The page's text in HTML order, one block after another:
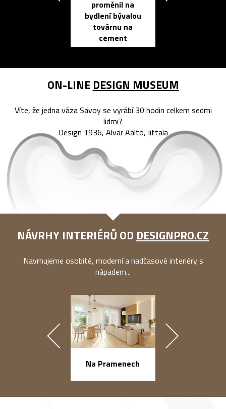
proměnil na
bydlení bývalou
továrnu na
cement
ON-LINE DESIGN MUSEUM
Víte, že jedna váza Savoy se vyrábí 30 hodin celkem sedmi
lidmi?
Design 1936, Alvar Aalto, Iittala
NÁVRHY INTERIÉRŮ OD DESIGNPRO.CZ
Navrhujeme osobité, moderní a nadčasové interiéry s
nápadem...
Na Pramenech